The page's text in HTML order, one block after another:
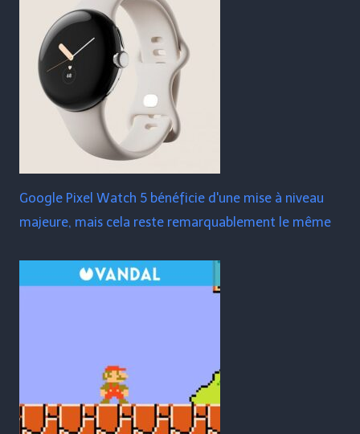
Google Pixel Watch 5 bénéficie d'une mise à niveau
majeure, mais cela reste remarquablement le même